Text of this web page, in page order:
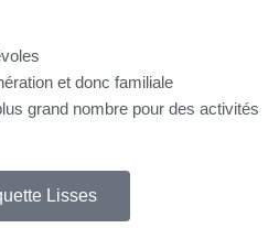
et donc familiale
grand nombre pour des activités
Lisses